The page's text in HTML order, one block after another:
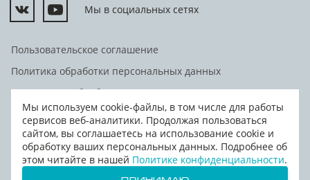
Мы в социальных сетях
Пользовательское соглашение
Политика обработки персональных данных
Согласие на обработку персональных данных
Согласие на передачу персональных данных третьим
лицам
© Дилерский центр "Мотор", 2026
Мы используем cookie-файлы, в том числе для работы
сервисов веб-аналитики. Продолжая пользоваться
сайтом, вы соглашаетесь на использование cookie и
обработку ваших персональных данных. Подробнее об
этом читайте в нашей Политике конфиденциальности.